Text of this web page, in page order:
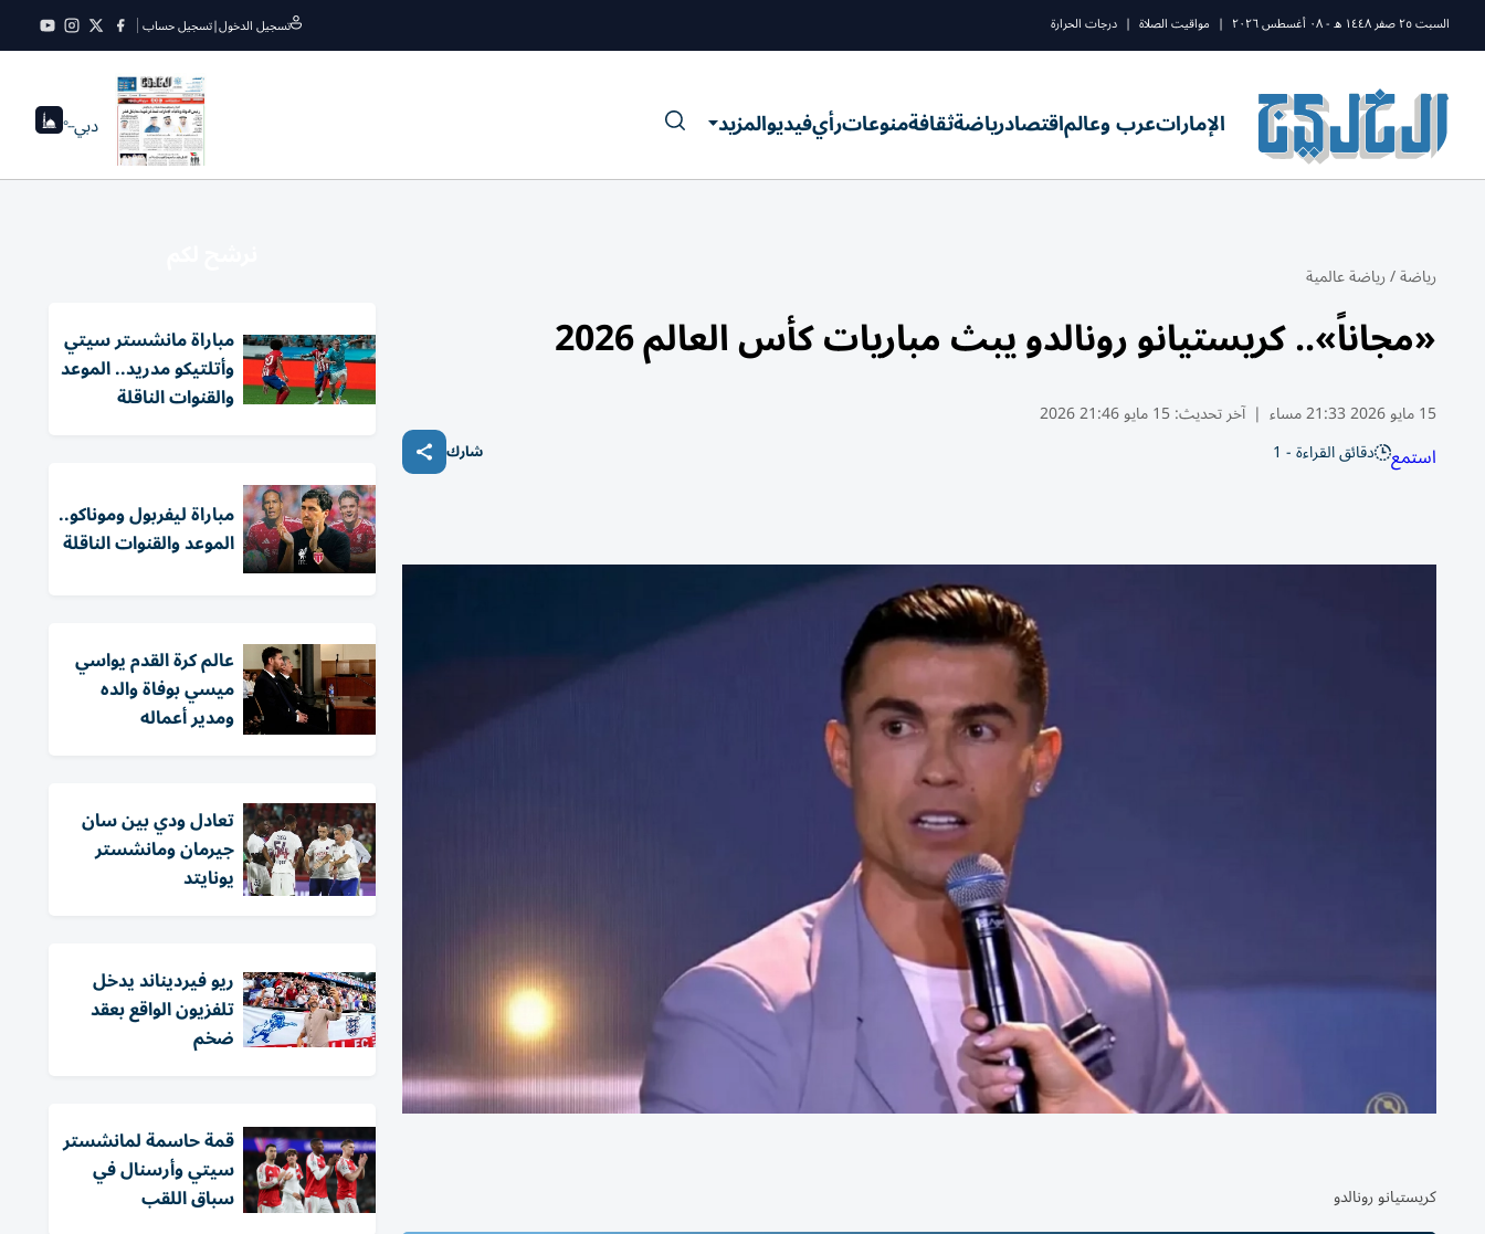
السبت ٢٥ صفر ١٤٤٨ ه - ٠٨ أغسطس ٢٠٢٦ | مواقيت الصلاة | درجات الحرارة تسجيل الدخول|تسجيل حساب
الإماراتعرب وعالماقتصادرياضةثقافةمنوعاترأيفيديوالمزيد دبي--°
رياضة/رياضة عالمية
«مجاناً».. كريستيانو رونالدو يبث مباريات كأس العالم 2026
15 مايو 2026 21:33 مساء | آخر تحديث:15 مايو 21:46 2026
استمع دقائق القراءة - 1 شارك
كريستيانو رونالدو
مباراة مانشستر سيتي
وأتلتيكو مدريد.. الموعد
والقنوات الناقلة
مباراة ليفربول وموناكو..
الموعد والقنوات الناقلة
عالم كرة القدم يواسي
ميسي بوفاة والده
ومدير أعماله
تعادل ودي بين سان
جيرمان ومانشستر
يونايتد
ريو فيرديناند يدخل
تلفزيون الواقع بعقد
ضخم
قمة حاسمة لمانشستر
سيتي وأرسنال في
سباق اللقب